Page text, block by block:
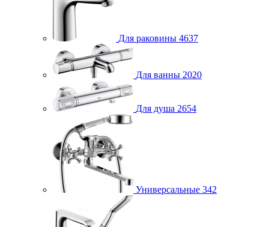
Для раковины 4637
Для ванны 2020
Для душа 2654
Универсальные 342